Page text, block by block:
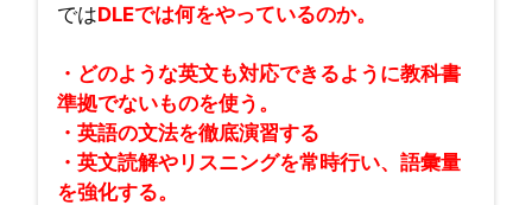
ではDLEでは何をやっているのか。
・どのような英文も対応できるように教科書
準拠でないものを使う。
・英語の文法を徹底演習する
・英文読解やリスニングを常時行い、語彙量
を強化する。